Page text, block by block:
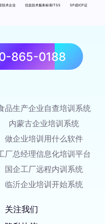
技术企业 信息技术服务标准ITSS SP或ICP证
865-0188
品生产企业自查培训系统
内蒙古企业培训系统
做企业培训用什么软件
件
厂总经理信息化培训平台
国企工厂远程内训系统
临沂企业培训开始系统
关注我们